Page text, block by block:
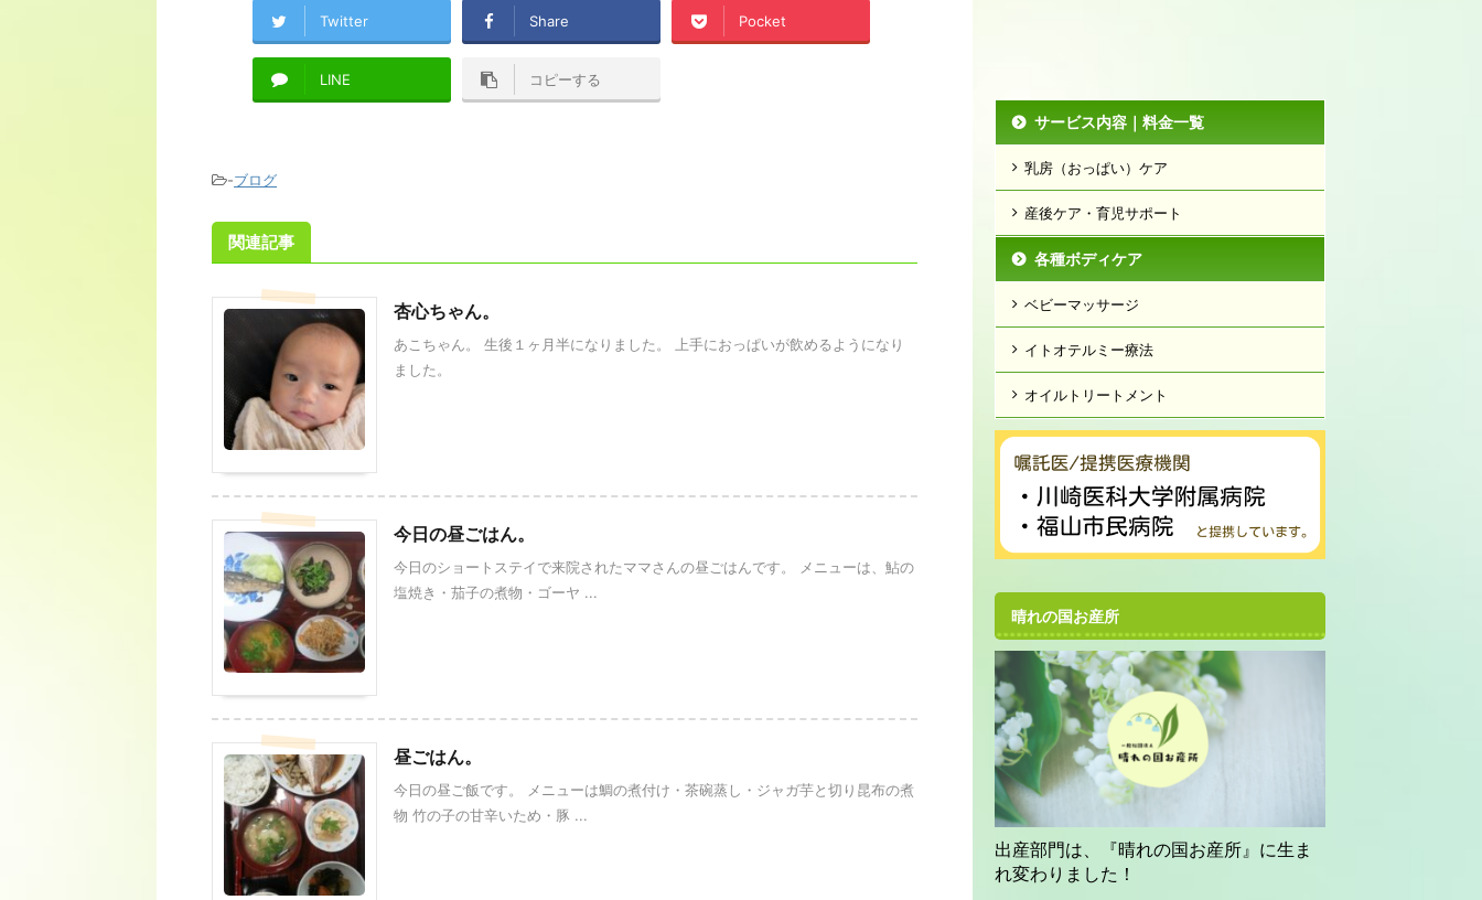
Twitter Share Pocket
LINE コピーする
-ブログ
関連記事
杏心ちゃん。
あこちゃん。 生後１ヶ月半になりました。 上手におっぱいが飲めるようになり
ました。
今日の昼ごはん。
今日のショートステイで来院されたママさんの昼ごはんです。 メニューは、鮎の
塩焼き・茄子の煮物・ゴーヤ ...
昼ごはん。
今日の昼ご飯です。 メニューは鯛の煮付け・茶碗蒸し・ジャガ芋と切り昆布の煮
物 竹の子の甘辛いため・豚 ...
サービス内容｜料金一覧
乳房（おっぱい）ケア
産後ケア・育児サポート
各種ボディケア
ベビーマッサージ
イトオテルミー療法
オイルトリートメント
晴れの国お産所
出産部門は、『晴れの国お産所』に生ま
れ変わりました！